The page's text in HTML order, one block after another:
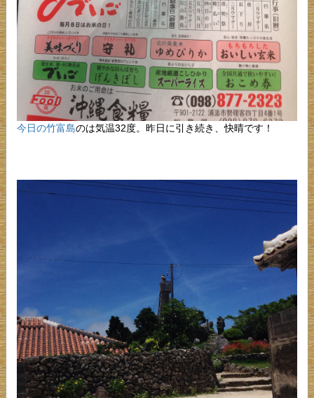
今日の竹富島のは気温32度。昨日に引き続き、快晴です！